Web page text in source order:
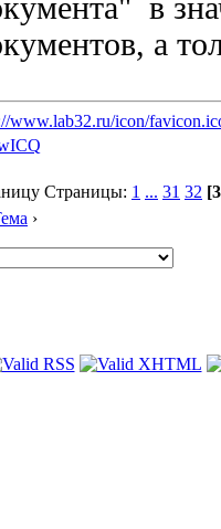
в
а
www.lab32.ru/icon/
ICQ
Страницы: 1 ... 31 32
›